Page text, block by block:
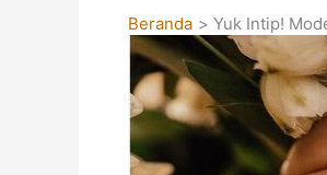
Beranda Yuk Intip!